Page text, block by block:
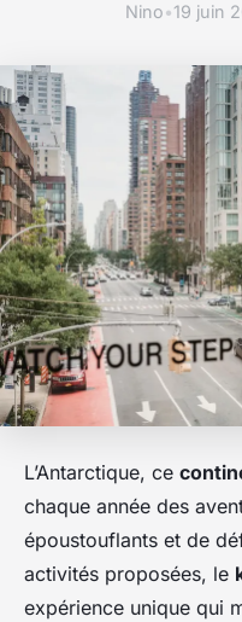
Nino•19 juin
L’Antarctique, ce
chaque année des
époustouflants et de
activités proposées, le
expérience unique qui